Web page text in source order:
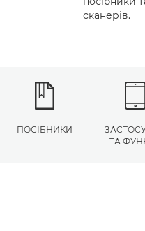
сканерів.
ПОСІБНИКИ
ТА